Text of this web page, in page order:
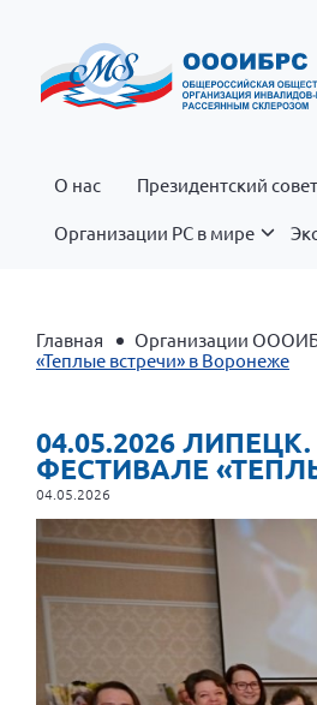
О нас Президентский совет
Организации РС в мире
Главная Организации
«Теплые встречи» в Воронеже
04.05.2026
ФЕСТИВАЛЕ
04.05.2026